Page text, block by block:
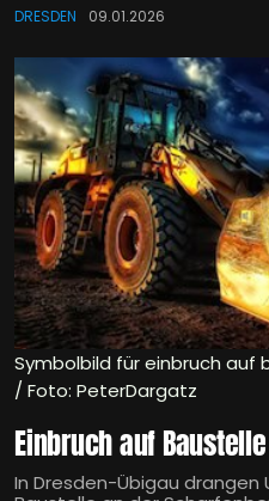
DRESDEN 09.01.2026
Symbolbild für einbruch auf
/ Foto: PeterDargatz
Einbruch auf
In Dresden-Übigau drangen